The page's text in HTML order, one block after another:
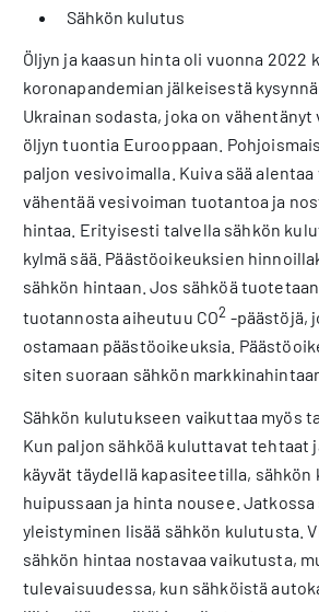
Sähkön kulutus
Öljyn ja kaasun hinta oli vuonna 2022
koronapandemian jälkeisestä
Ukrainan sodasta, joka on vähentänyt
öljyn tuontia Eurooppaan.
paljon vesivoimalla. Kuiva sää
vähentää vesivoiman tuotantoa ja
hintaa. Erityisesti talvella sähkön
kylmä sää. Päästöoikeuksien
sähkön hintaan. Jos sähköä
tuotannosta aiheutuu CO2 -päästöjä,
ostamaan päästöoikeuksia.
siten suoraan sähkön
Sähkön kulutukseen vaikuttaa myös
Kun paljon sähköä kuluttavat
käyvät täydellä kapasiteetilla, sähkön
huipussaan ja hinta nousee.
yleistyminen lisää sähkön kulutusta.
sähkön hintaa nostavaa vaikutusta,
tulevaisuudessa, kun sähköistä